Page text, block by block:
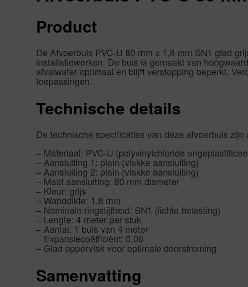
Product
De Afvoerbuis PVC-U 80 mm x 1,8 mm SN1 glad
installatiewerken. De buis is gemaakt van
afvalwater optimaal en blijft verstopping beperkt.
toepassingen.
Technische details
De technische specificaties van deze afvoerbuis
– Materiaal: PVC-U (polyvinylchloride
– Aansluiting 1: plain (vlakke aansluiting)
– Aansluiting 2: plain (vlakke aansluiting)
– Maat aansluiting: 80 mm diameter
– Kleur: grijs
– Wanddikte: 1,8 mm
– Nominale ringstijfheid: SN1 (lichte belasting)
– Lengte: 4 meter per stuk
– Aantal: 1 buis van 4 meter
– Expansiecoëfficiënt: 0,06
– Glad oppervlak voor optimale doorstroming
Samenvatting